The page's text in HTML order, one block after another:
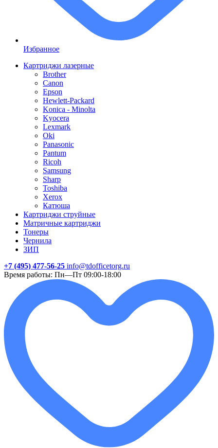
Избранное
Картриджи лазерные
Brother
Canon
Epson
Hewlett-Packard
Konica - Minolta
Kyocera
Lexmark
Oki
Panasonic
Pantum
Ricoh
Samsung
Sharp
Toshiba
Xerox
Катюша
Картриджи струйные
Матричные картриджи
Тонеры
Чернила
ЗИП
+7 (495) 477-56-25 info@tdofficetorg.ru
Время работы: Пн—Пт 09:00-18:00